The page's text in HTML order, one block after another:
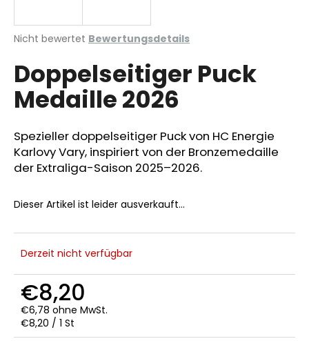
Die
Produktbewertung
ist
0,0
von
Sternen.
Nicht bewertet Bewertungsdetails
Doppelseitiger Puck
Medaille 2026
Spezieller doppelseitiger Puck von HC Energie
Karlovy Vary, inspiriert von der Bronzemedaille
der Extraliga-Saison 2025–2026.
Dieser Artikel ist leider ausverkauft…
Derzeit nicht verfügbar
€8,20
€6,78 ohne MwSt.
Verkaufspreis:
€8,20 / 1 St
W
i
r
e
m
f
h
n
PLAYOFF-
T-